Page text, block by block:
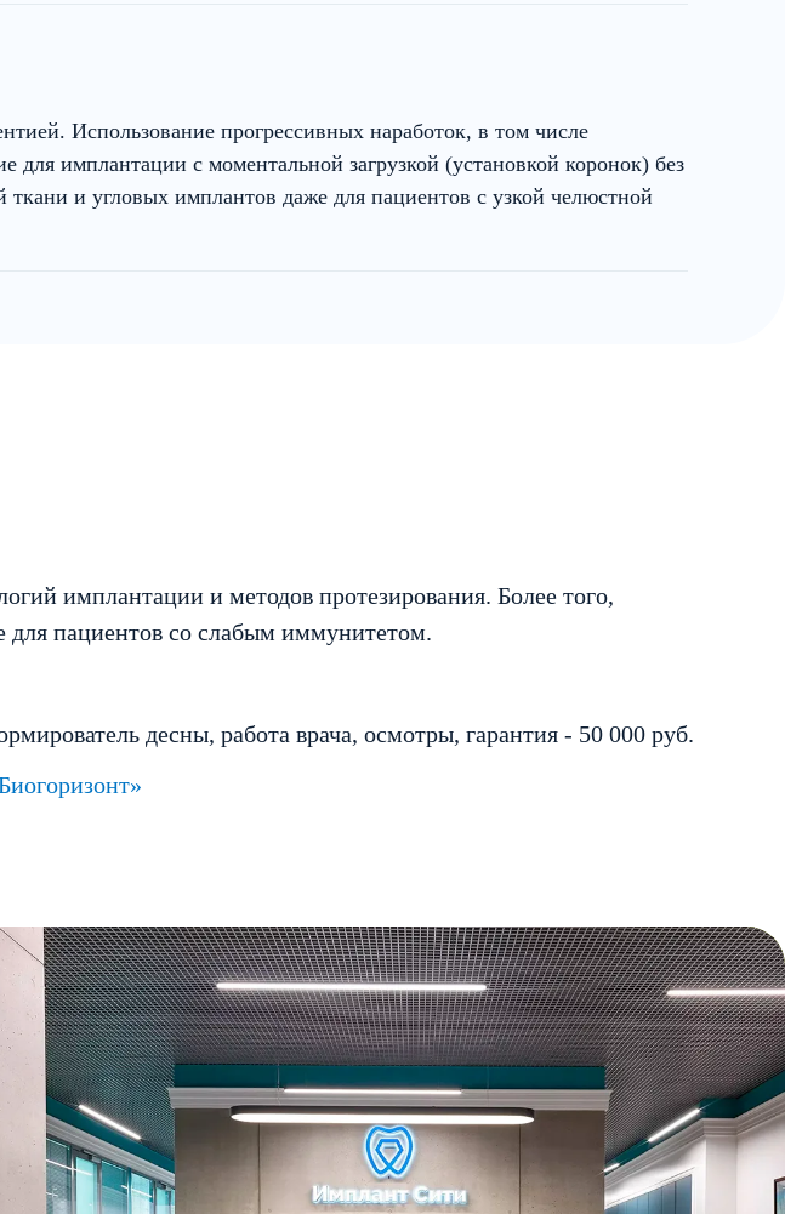
Использование прогрессивных наработок, в том числе
для имплантации с моментальной загрузкой (установкой коронок) без
и угловых имплантов даже для пациентов с узкой челюстной
имплантации и методов протезирования. Более того,
для пациентов со слабым иммунитетом.
десны, работа врача, осмотры, гарантия - 50 000 руб.